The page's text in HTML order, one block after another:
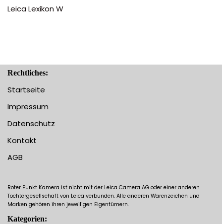
Leica Lexikon W
Rechtliches:
Startseite
Impressum
Datenschutz
Kontakt
AGB
Roter Punkt Kamera ist nicht mit der Leica Camera AG oder einer anderen
Tochtergesellschaft von Leica verbunden. Alle anderen Warenzeichen und
Marken gehören ihren jeweiligen Eigentümern.
Kategorien: